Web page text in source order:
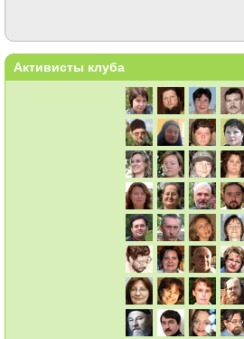
Активисты клуба